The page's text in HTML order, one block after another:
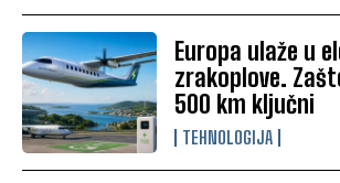
Europa ulaže u
zrakoplove.
500 km ključni
TEHNOLOGIJA